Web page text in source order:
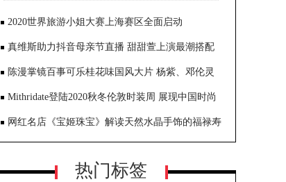
2020世界旅游小姐大赛上海赛区全面启动
真维斯助力抖音母亲节直播 甜甜萱上演最潮搭配
陈漫掌镜百事可乐桂花味国风大片 杨紫、邓伦灵
气出演大胆创新
Mithridate登陆2020秋冬伦敦时装周 展现中国时尚
设计软实力
网红名店《宝姬珠宝》解读天然水晶手饰的福禄寿
热门标签